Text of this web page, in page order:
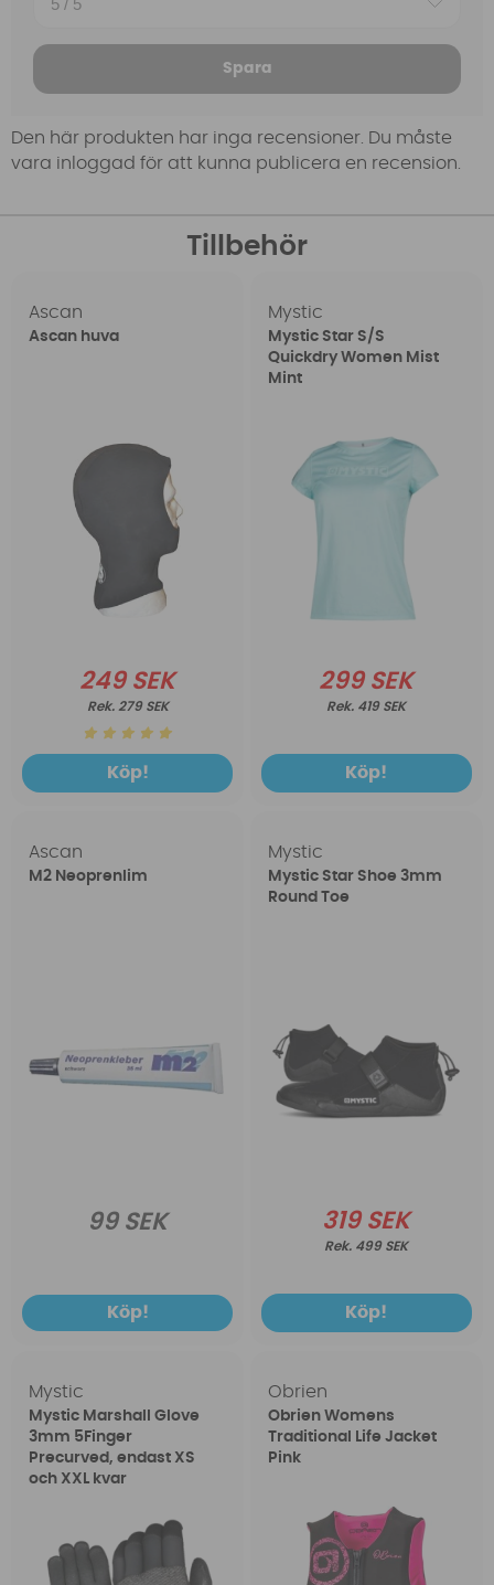
Spara
Den här produkten har inga recensioner. Du måste
vara inloggad för att kunna publicera en recension.
Tillbehör
Ascan
Ascan huva
249 SEK
279 SEK
Köp!
Mystic
Mystic Star S/S
Quickdry Women Mist
Mint
299 SEK
419 SEK
Köp!
Ascan
M2 Neoprenlim
99 SEK
Köp!
Mystic
Mystic Star Shoe 3mm
Round Toe
319 SEK
499 SEK
Köp!
Mystic
Mystic Marshall Glove
3mm 5Finger
Precurved, endast XS
och XXL kvar
Obrien
Obrien Womens
Traditional Life Jacket
Pink